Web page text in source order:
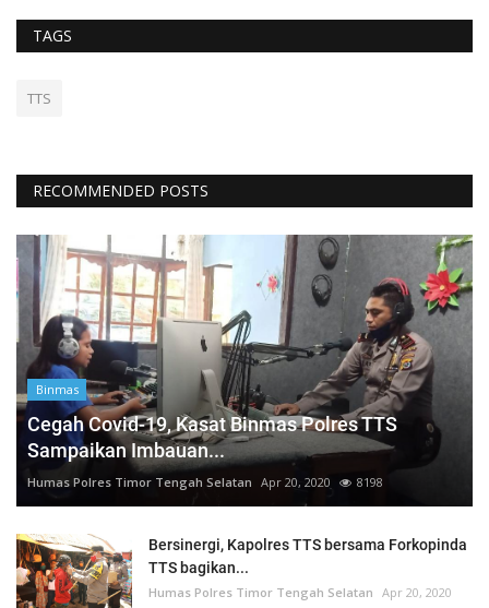
TAGS
TTS
RECOMMENDED POSTS
Binmas
Cegah Covid-19, Kasat Binmas Polres TTS
Sampaikan Imbauan...
Humas Polres Timor Tengah Selatan Apr 20, 2020 8198
Bersinergi, Kapolres TTS bersama Forkopinda
TTS bagikan...
Humas Polres Timor Tengah Selatan Apr 20, 2020